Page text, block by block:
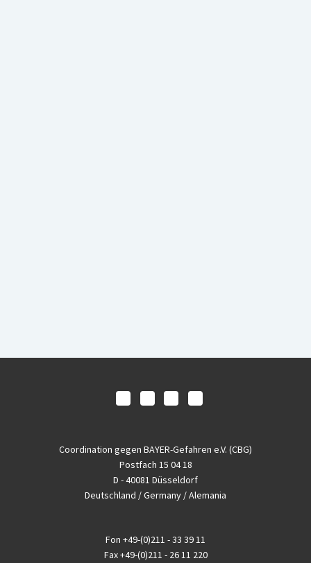
Coordination gegen BAYER-Gefahren e.V. (CBG)
Postfach 15 04 18
D - 40081 Düsseldorf
Deutschland / Germany / Alemania
Fon +49-(0)211 - 33 39 11
Fax+49-(0)211 - 26 11 220